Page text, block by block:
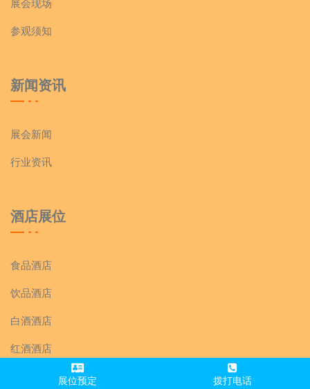
展会现场
参观须知
新闻资讯
展会新闻
行业资讯
酒店展位
食品酒店
饮品酒店
白酒酒店
红酒酒店
调味品酒店展位预定 拨打电话